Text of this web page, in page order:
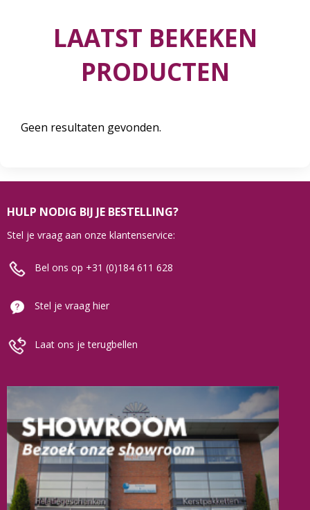
LAATST BEKEKEN
PRODUCTEN
Geen resultaten gevonden.
HULP NODIG BIJ JE BESTELLING?
Stel je vraag aan onze klantenservice:
Bel ons op +31 (0)184 611 628
Stel je vraag hier
Laat ons je terugbellen